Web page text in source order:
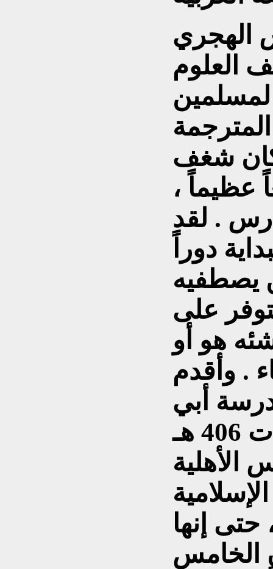
الهجري
العلوم
شغف
عظيماً ،
. لقد
دوراً
يصطفيه
على
هو أو
. وأقدم
أبي
بكر بن فورك الأصبهاني ( ت 406 هـ
الأهلية
إنها
الخامس